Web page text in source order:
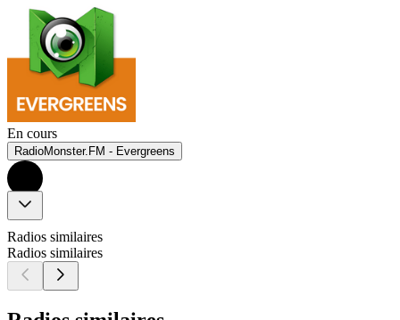
En cours
RadioMonster.FM - Evergreens
Radios similaires
Radios similaires